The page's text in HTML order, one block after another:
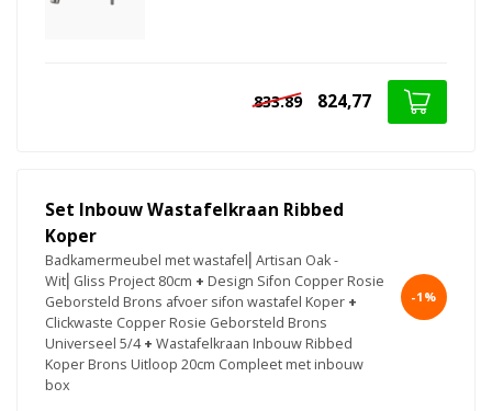
833.89 824,77
Set Inbouw Wastafelkraan Ribbed
Koper
Badkamermeubel met wastafel⎢Artisan Oak -
Wit⎢Gliss Project 80cm + Design Sifon Copper Rosie
Geborsteld Brons afvoer sifon wastafel Koper +
Clickwaste Copper Rosie Geborsteld Brons
Universeel 5/4 + Wastafelkraan Inbouw Ribbed
Koper Brons Uitloop 20cm Compleet met inbouw
box
-1%